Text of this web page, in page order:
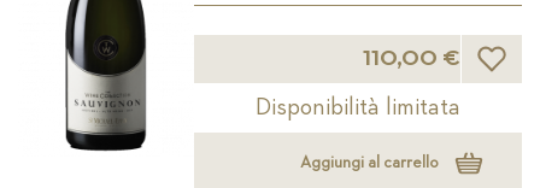
110,00 € Lista
Disponibilità limitata
Aggiungi al carrello